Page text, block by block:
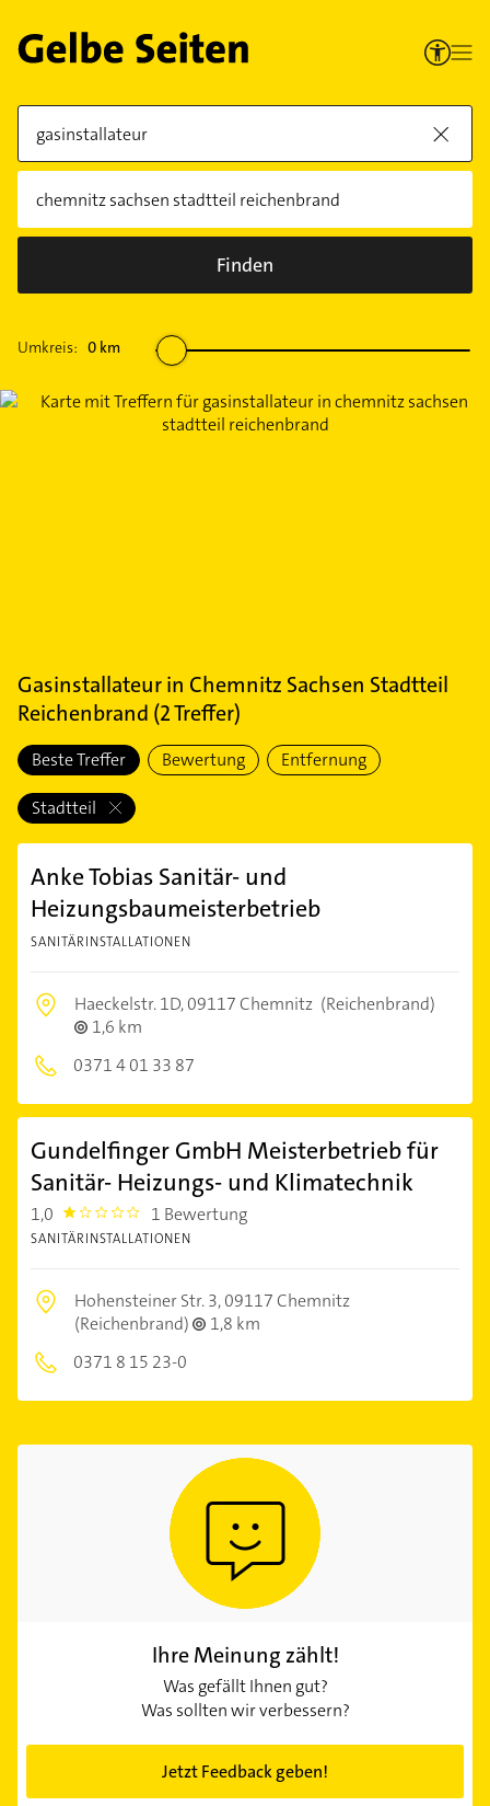
Finden
Umkreis: 0 km
Gasinstallateurin Chemnitz Sachsen Stadtteil
Reichenbrand (2Treffer)
Beste Treffer Bewertung Entfernung
Stadtteil
Anke Tobias Sanitär- und
Heizungsbaumeisterbetrieb
SANITÄRINSTALLATIONEN
Haeckelstr. 1D,09117 Chemnitz (Reichenbrand)
1,6 km
0371 4 01 33 87
Gundelfinger GmbH Meisterbetrieb für
Sanitär- Heizungs- und Klimatechnik
1,0 1.0 1 Bewertung
SANITÄRINSTALLATIONEN
Hohensteiner Str. 3,09117 Chemnitz
(Reichenbrand)
1,8 km
0371 8 15 23-0
Ihre Meinung zählt!
Was gefällt Ihnen gut?
Was sollten wir verbessern?
Jetzt Feedback geben!